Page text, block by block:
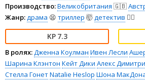
Производство:Великобритания 🇬🇧
Жанр:драма 😫 триллер 🤯детектив 🕵️‍♂️
7.3
В ролях:Дженна Коулман Ивен Лесли
Шарина Клэнтон Кейт Дики Алекс
Стелла ГонетNatalie Heslop Шона